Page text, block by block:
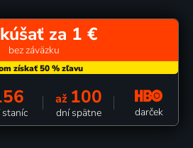
za 1 €
bez záväzku
staníc
až 100
dní spätne darček